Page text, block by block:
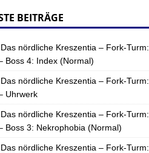
BEITRÄGE
nördliche Kreszentia – Fork-Turm:
Boss 4: Index (Normal)
nördliche Kreszentia – Fork-Turm:
Uhrwerk
nördliche Kreszentia – Fork-Turm:
Boss 3: Nekrophobia (Normal)
nördliche Kreszentia – Fork-Turm: